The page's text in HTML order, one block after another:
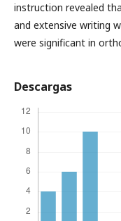
instruction revealed
and extensive writing
were significant in
Descargas